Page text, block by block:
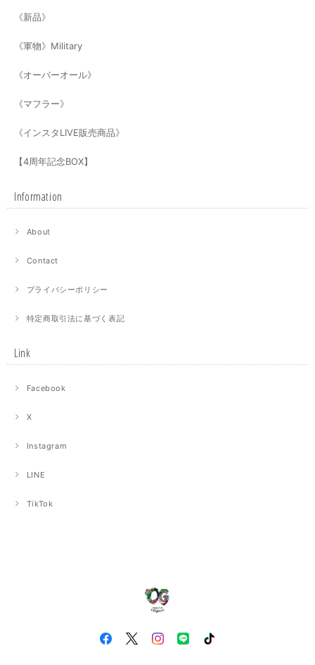
《新品》
《軍物》Military
《オーバーオール》
《マフラー》
《インスタLIVE販売商品》
【4周年記念BOX】
Information
About
Contact
プライバシーポリシー
特定商取引法に基づく表記
Link
Facebook
X
Instagram
LINE
TikTok